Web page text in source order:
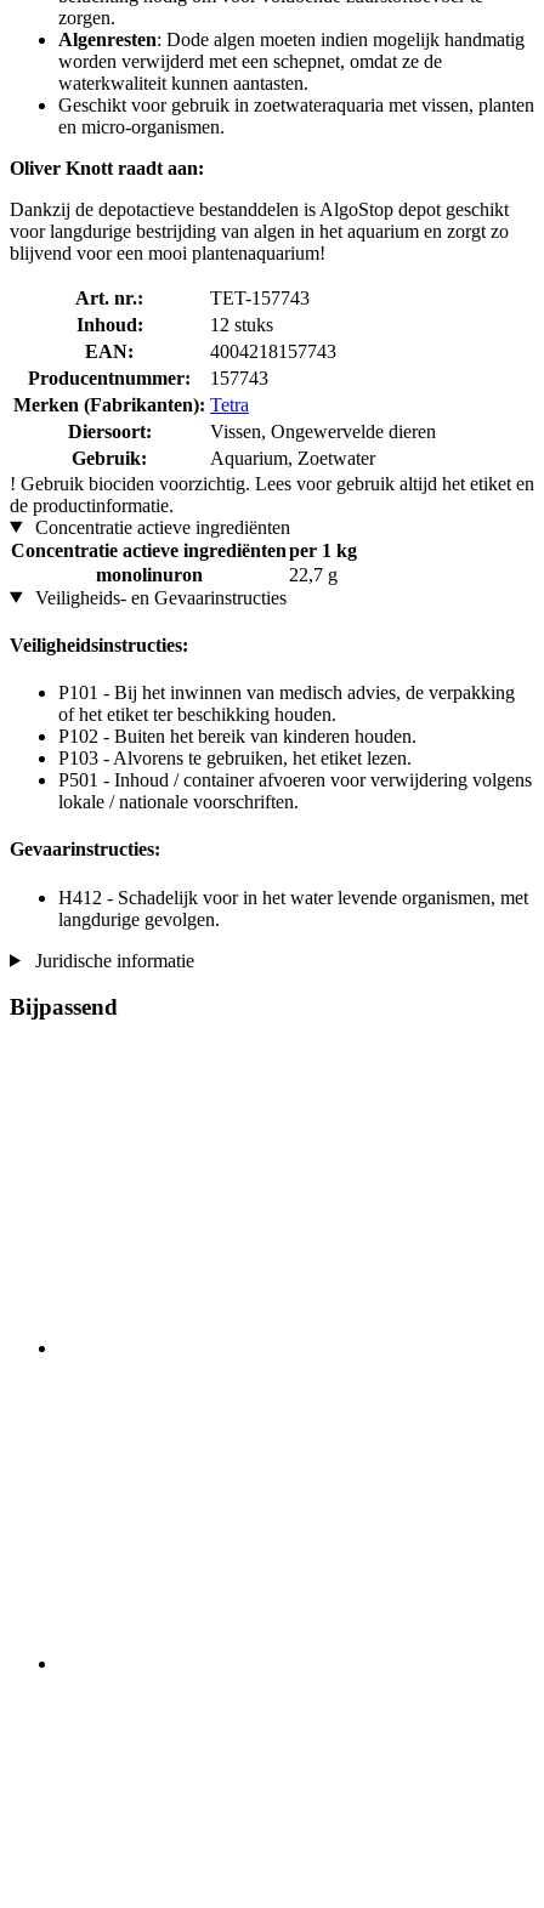
zorgen.
Algenresten: Dode algen moeten indien mogelijk handmatig
worden verwijderd met een schepnet, omdat ze de
waterkwaliteit kunnen aantasten.
Geschikt voor gebruik in zoetwateraquaria met vissen, planten
en micro-organismen.
Oliver Knott raadt aan:
Dankzij de depotactieve bestanddelen is AlgoStop depot geschikt
voor langdurige bestrijding van algen in het aquarium en zorgt zo
blijvend voor een mooi plantenaquarium!
Art. nr.:
TET-157743
Inhoud:
12 stuks
EAN:
4004218157743
Producentnummer:
157743
Merken (Fabrikanten): Tetra
Diersoort:
Vissen, Ongewervelde dieren
Gebruik:
Aquarium, Zoetwater
! Gebruik biociden voorzichtig. Lees voor gebruik altijd het etiket en
de productinformatie.
Concentratie actieve ingrediënten
Concentratie actieve ingrediëntenper 1 kg
monolinuron
22,7 g
Veiligheids- en Gevaarinstructies
Veiligheidsinstructies:
P101 - Bij het inwinnen van medisch advies, de verpakking
of het etiket ter beschikking houden.
P102 - Buiten het bereik van kinderen houden.
P103 - Alvorens te gebruiken, het etiket lezen.
P501 - Inhoud / container afvoeren voor verwijdering volgens
lokale / nationale voorschriften.
Gevaarinstructies:
H412 - Schadelijk voor in het water levende organismen, met
langdurige gevolgen.
Juridische informatie
Bijpassend